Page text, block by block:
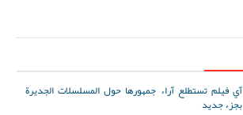
آي فيلم تستطلع آراء جمهورها حول المسلسلات الجديرة
بجزء جديد